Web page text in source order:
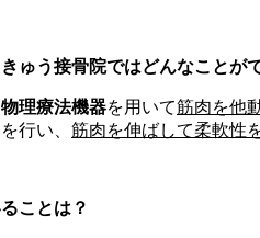
ゅう接骨院ではどんなことが
物理療法機器を用いて筋肉を他
行い、 筋肉を伸ばして柔軟性
ることは？